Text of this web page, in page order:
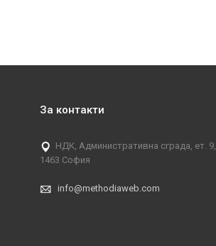
За контакти
НДК, Административна сграда, ет. 9,
1463 София
info@methodiaweb.com